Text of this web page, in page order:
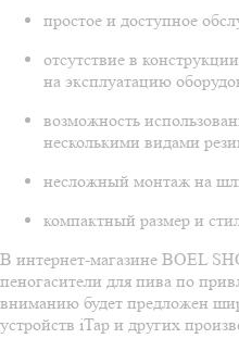
простое и доступное
отсутствие в
на эксплуатацию
возможность
несколькими видами
несложный монтаж на
компактный размер и
В интернет-магазине BOEL
пеногасители для пива по
вниманию будет предложен
устройств iTap и других